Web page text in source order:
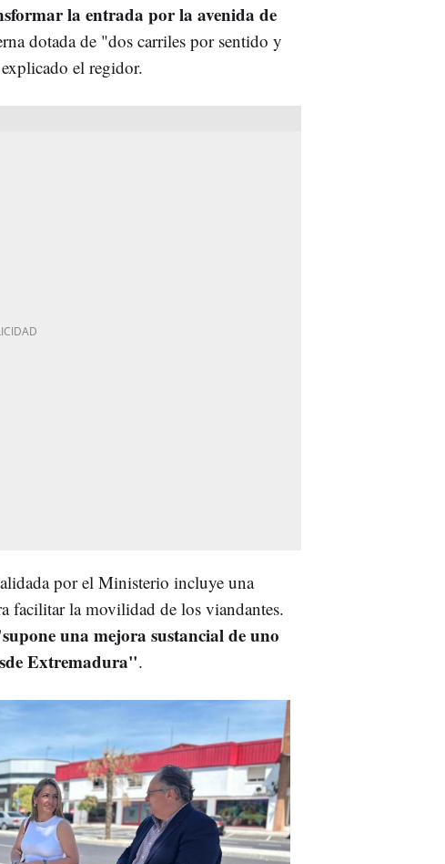
la entrada por la avenida de
dotada de "dos carriles por sentido y
el regidor.
por el Ministerio incluye una
facilitar la movilidad de los viandantes.
una mejora sustancial de uno
Extremadura".